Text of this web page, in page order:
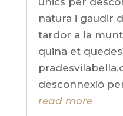
natura i gaudir
tardor a la
quina et
desconnexió
read more